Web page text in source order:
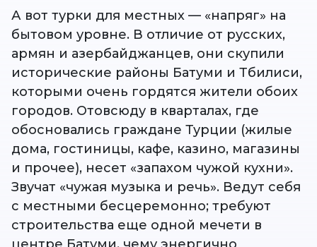
А вот турки для местных — «напряг» на
бытовом уровне. В отличие от русских,
армян и азербайджанцев, они скупили
исторические районы Батуми и Тбилиси,
которыми очень гордятся жители обоих
городов. Отовсюду в кварталах, где
обосновались граждане Турции (жилые
дома, гостиницы, кафе, казино, магазины
и прочее), несет «запахом чужой кухни».
Звучат «чужая музыка и речь». Ведут себя
с местными бесцеремонно; требуют
строительства еще одной мечети в